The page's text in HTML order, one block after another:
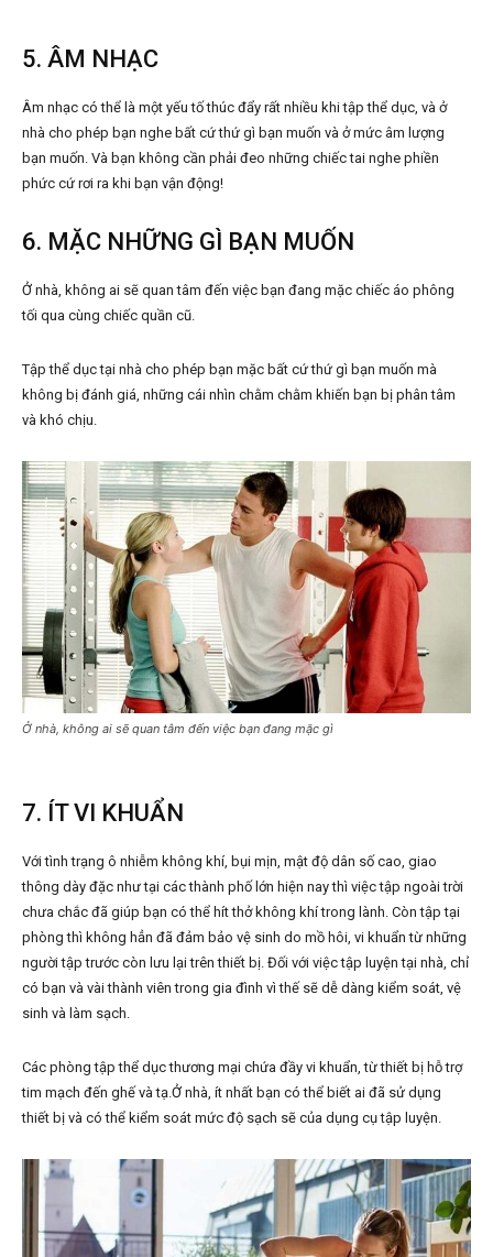
5. ÂM NHẠC
Âm nhạc có thể là một yếu tố thúc đẩy rất nhiều khi tập thể dục, và ở
nhà cho phép bạn nghe bất cứ thứ gì bạn muốn và ở mức âm lượng
bạn muốn. Và bạn không cần phải đeo những chiếc tai nghe phiền
phức cứ rơi ra khi bạn vận động!
6. MẶC NHỮNG GÌ BẠN MUỐN
Ở nhà, không ai sẽ quan tâm đến việc bạn đang mặc chiếc áo phông
tối qua cùng chiếc quần cũ.
Tập thể dục tại nhà cho phép bạn mặc bất cứ thứ gì bạn muốn mà
không bị đánh giá, những cái nhìn chằm chằm khiến bạn bị phân tâm
và khó chịu.
Ở nhà, không ai sẽ quan tâm đến việc bạn đang mặc gì
7. ÍT VI KHUẨN
Với tình trạng ô nhiễm không khí, bụi mịn, mật độ dân số cao, giao
thông dày đặc như tại các thành phố lớn hiện nay thì việc tập ngoài trời
chưa chắc đã giúp bạn có thể hít thở không khí trong lành. Còn tập tại
phòng thì không hẳn đã đảm bảo vệ sinh do mồ hôi, vi khuẩn từ những
người tập trước còn lưu lại trên thiết bị. Đối với việc tập luyện tại nhà, chỉ
có bạn và vài thành viên trong gia đình vì thế sẽ dễ dàng kiểm soát, vệ
sinh và làm sạch.
Các phòng tập thể dục thương mại chứa đầy vi khuẩn, từ thiết bị hỗ trợ
tim mạch đến ghế và tạ.Ở nhà, ít nhất bạn có thể biết ai đã sử dụng
thiết bị và có thể kiểm soát mức độ sạch sẽ của dụng cụ tập luyện.